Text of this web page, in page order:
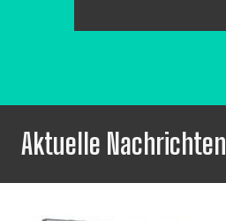
Aktuelle Nachrichten